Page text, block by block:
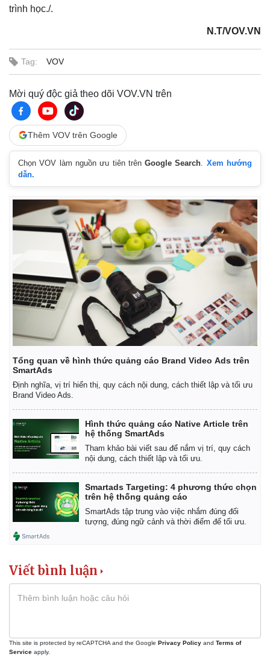
Vụ án
Tư vấn luật
Quân sự - Quốc phòng
trình học./.
N.T/VOV.VN
Tag: VOV
Mời quý độc giả theo dõi VOV.VN trên
Thêm VOV trên Google
Chọn VOV làm nguồn ưu tiên trênGoogle Search
Xem hướng
dẫn.
Tổng quan về hình thức quảng cáo Brand Video Ads trên
SmartAds
Định nghĩa, vị trí hiển thị, quy cách nội dung, cách thiết lập và tối ưu
Brand Video Ads.
Hình thức quảng cáo Native Article trên
hệ thống SmartAds
Tham khảo bài viết sau để nắm vị trí, quy cách
nội dung, cách thiết lập và tối ưu.
Smartads Targeting: 4 phương thức chọn
trên hệ thống quảng cáo
SmartAds tập trung vào việc nhắm đúng đối
tượng, đúng ngữ cảnh và thời điểm để tối ưu.
Viết bình luận
This site is protected by reCAPTCHA and the Google Privacy Policy and Terms of
Service apply.